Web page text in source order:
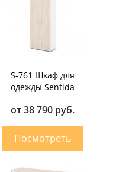
S-761 Шкаф для
одежды Sentida
от 38 790 руб.